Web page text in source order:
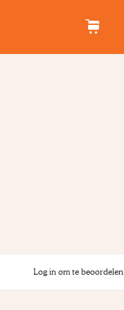
Log in om te beoordelen